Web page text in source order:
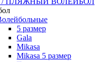
5 размер
Gala
Mikasa
Mikasa 5 размер